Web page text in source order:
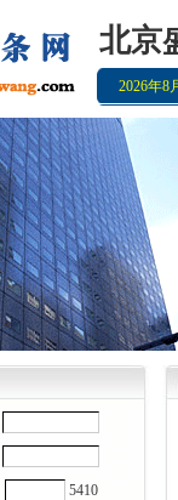
北京
2026年8
5410